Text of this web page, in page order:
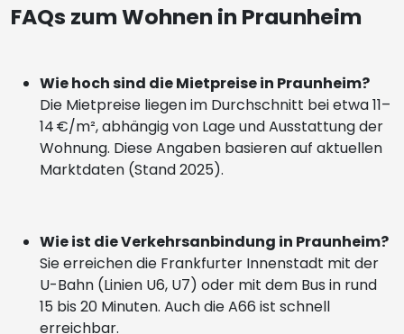
FAQs zum Wohnen in Praunheim
Wie hoch sind die Mietpreise in Praunheim?
Die Mietpreise liegen im Durchschnitt bei etwa 11–
14 €/m², abhängig von Lage und Ausstattung der
Wohnung. Diese Angaben basieren auf aktuellen
Marktdaten (Stand 2025).
Wie ist die Verkehrsanbindung in Praunheim?
Sie erreichen die Frankfurter Innenstadt mit der
U-Bahn (Linien U6, U7) oder mit dem Bus in rund
15 bis 20 Minuten. Auch die A66 ist schnell
erreichbar.